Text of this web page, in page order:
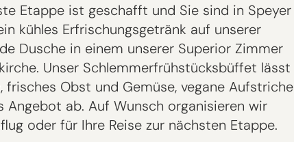
Etappe ist geschafft und Sie sind in Speyer
kühles Erfrischungsgetränk auf unserer
Dusche in einem unserer Superior Zimmer
Unser Schlemmerfrühstücksbüffet lässt
frisches Obst und Gemüse, vegane Aufstriche
Angebot ab. Auf Wunsch organisieren wir
oder für Ihre Reise zur nächsten Etappe.